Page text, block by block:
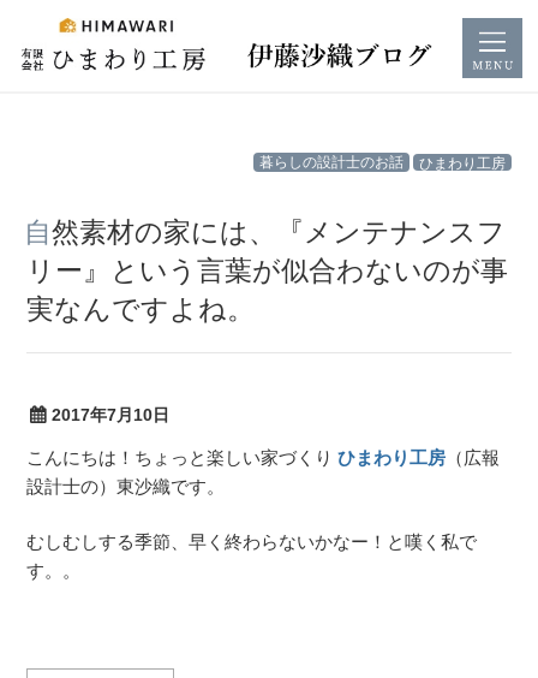
ひまわり工房
暮らしの設計士のお話
自然素材の家には、『メンテナンスフ
リー』という言葉が似合わないのが事
実なんですよね。
2017年7月10日
こんにちは！ちょっと楽しい家づくりひまわり工房 （広報
設計士の）東沙織です。
むしむしする季節、早く終わらないかなー！と嘆く私で
す。。